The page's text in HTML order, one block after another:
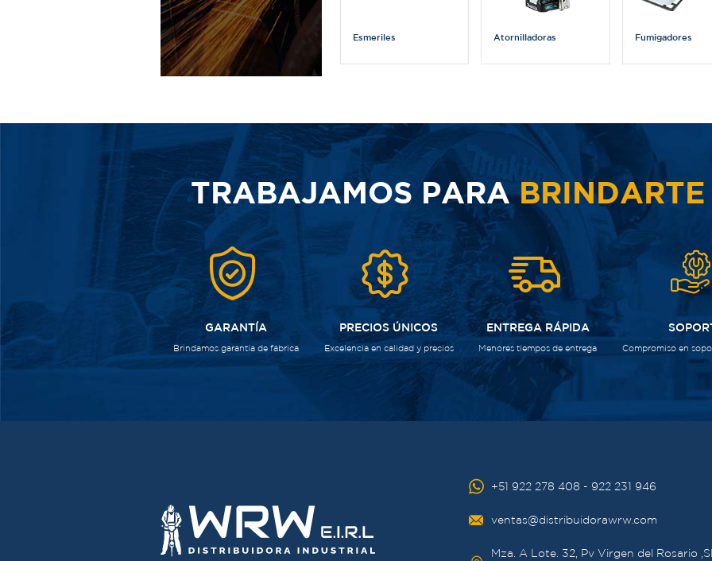
Esmeriles Atornilladoras Fumigadores
TRABAJAMOS PARA
GARANTÍA
Brindamos garantía de fábrica
PRECIOS ÚNICOS
Excelencia en calidad y precios
ENTREGA RÁPIDA
Menores tiempos de entrega Compromiso en
+51 922 278 408 - 922 231 946
ventas@distribuidorawrw.com
Mza. A Lote. 32, Pv Virgen del Rosario